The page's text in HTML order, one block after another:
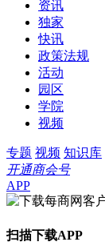
资讯
独家
快讯
政策法规
活动
园区
学院
视频
专题 视频 知识库
开通商会号
APP
扫描下载APP